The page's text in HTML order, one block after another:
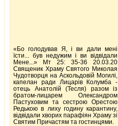
«Бо голодував Я, і ви дали мені
їсти... був недужим і ви відвідали
Мене...» Мт 25: 35-36 20.03.20
Священик Храму Святого Миколая
Чудотворця на Аскольдовій Могилі,
капелан ради Лицарів Колумба -
отець Анатолій (Тесля) разом із
братом-лицарем Олександром
Пастуховим та сестрою Орестою
Редькою в лиху годину карантину,
відвідали хворих парафіян Храму зі
Святим Причастям та гостинцями.